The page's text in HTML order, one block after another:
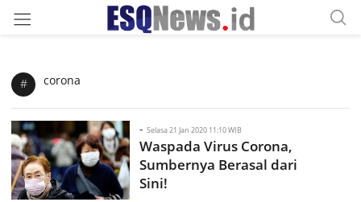
# corona
- Selasa 21 Jan 2020 11:10 WIB
Waspada Virus Corona,
Sumbernya Berasal dari
Sini!